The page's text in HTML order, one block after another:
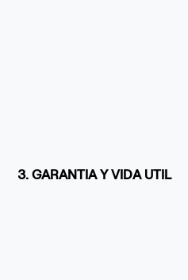
3. GARANTIA Y VIDA UTIL